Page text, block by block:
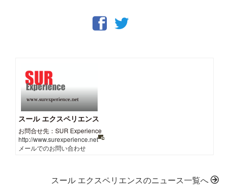
スール エクスペリエンス
お問合せ先：SUR Experience
http://www.surexperience.net
メールでのお問い合わせ
スール エクスペリエンスのニュース一覧へ